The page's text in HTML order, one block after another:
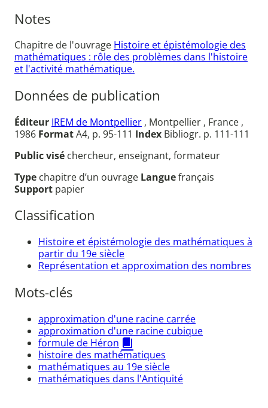
Notes
Chapitre de l'ouvrage Histoire et épistémologie des
mathématiques : rôle des problèmes dans l'histoire
et l'activité mathématique.
Données de publication
Éditeur IREM de Montpellier , Montpellier , France ,
1986 FormatA4, p. 95-111 Index Bibliogr. p. 111-111
Public visé chercheur, enseignant, formateur
Type chapitre d’un ouvrage Languefrançais
Support papier
Classification
Histoire et épistémologie des mathématiques à
partir du 19e siècle
Représentation et approximation des nombres
Mots-clés
approximation d'une racine carrée
approximation d'une racine cubique
formule de Héron
histoire des mathématiques
mathématiques au 19e siècle
mathématiques dans l'Antiquité